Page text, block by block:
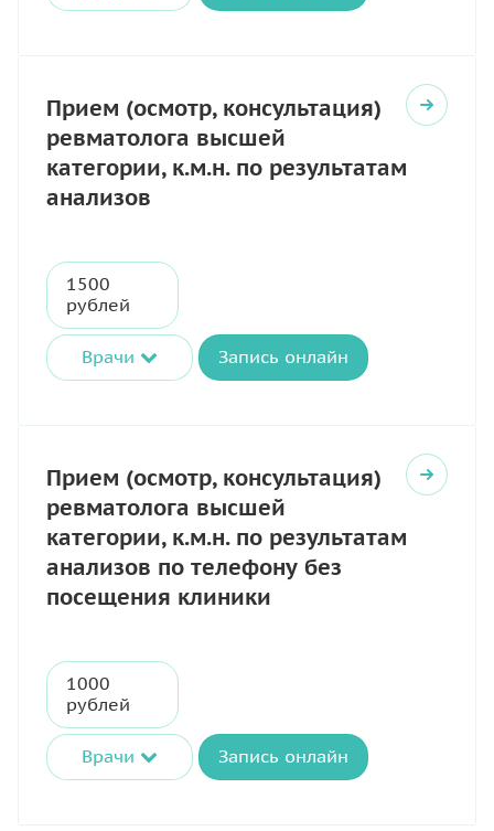
Прием (осмотр, консультация)
ревматолога высшей
категории, к.м.н. по результатам
анализов
1500
рублей
Врачи Запись онлайн
Прием (осмотр, консультация)
ревматолога высшей
категории, к.м.н. по результатам
анализов по телефону без
посещения клиники
1000
рублей
Врачи Запись онлайн